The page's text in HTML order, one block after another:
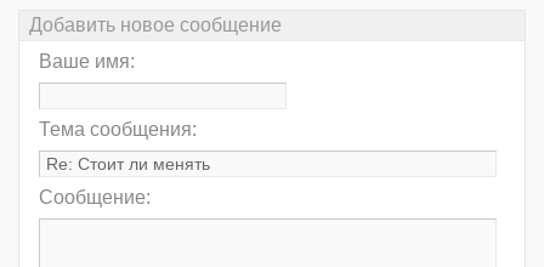
Добавить новое сообщение
Ваше имя:
Тема сообщения:
Сообщение: